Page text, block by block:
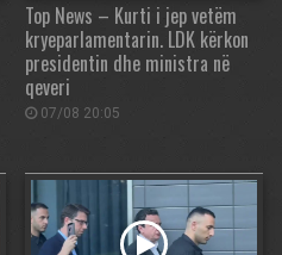
Top News – Kurti i jep vetëm
kryeparlamentarin. LDK kërkon
presidentin dhe ministra në
qeveri
07/08 20:05